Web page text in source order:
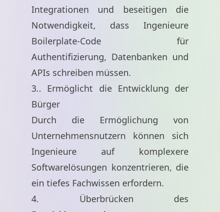
Integrationen und beseitigen die
Notwendigkeit, dass Ingenieure
Boilerplate-Code für
Authentifizierung, Datenbanken und
APIs schreiben müssen.
3.. Ermöglicht die Entwicklung der
Bürger
Durch die Ermöglichung von
Unternehmensnutzern können sich
Ingenieure auf komplexere
Softwarelösungen konzentrieren, die
ein tiefes Fachwissen erfordern.
4. Überbrücken des